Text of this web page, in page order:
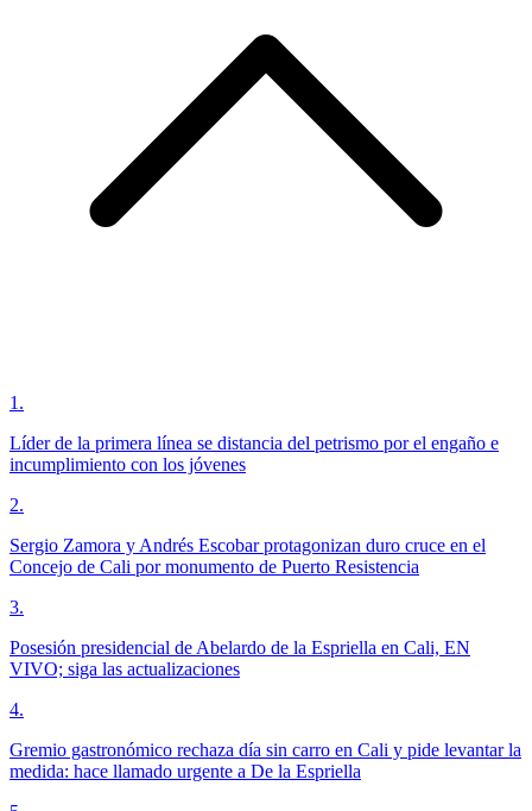
1 .
Líder de la primera línea se distancia del petrismo por el engaño e
incumplimiento con los jóvenes
2.
Sergio Zamora y Andrés Escobar protagonizan duro cruce en el
Concejo de Cali por monumento de Puerto Resistencia
3.
Posesión presidencial de Abelardo de la Espriella en Cali, EN
VIVO; siga las actualizaciones
4.
Gremio gastronómico rechaza día sin carro en Cali y pide levantar la
medida: hace llamado urgente a De la Espriella